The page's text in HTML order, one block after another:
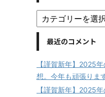
最近のコメント
【謹賀新年】2025
想。今年も頑張りま
【謹賀新年】2025